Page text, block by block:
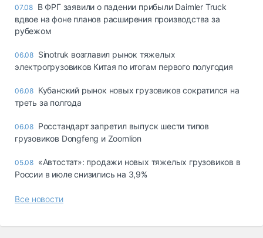
07.08 В ФРГ заявили о падении прибыли Daimler Truck
вдвое на фоне планов расширения производства за
рубежом
06.08 Sinotruk возглавил рынок тяжелых
электрогрузовиков Китая по итогам первого полугодия
06.08 Кубанский рынок новых грузовиков сократился на
треть за полгода
06.08 Росстандарт запретил выпуск шести типов
грузовиков Dongfeng и Zoomlion
05.08 «Автостат»: продажи новых тяжелых грузовиков в
России в июле снизились на 3,9%
Все новости